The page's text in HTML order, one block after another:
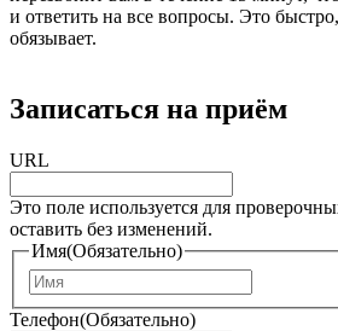
и ответить на все вопросы. Это
обязывает.
Записаться на приём
URL
Это поле используется для
оставить без изменений.
Имя(Обязательно)
м
Телефон(Обязательно)